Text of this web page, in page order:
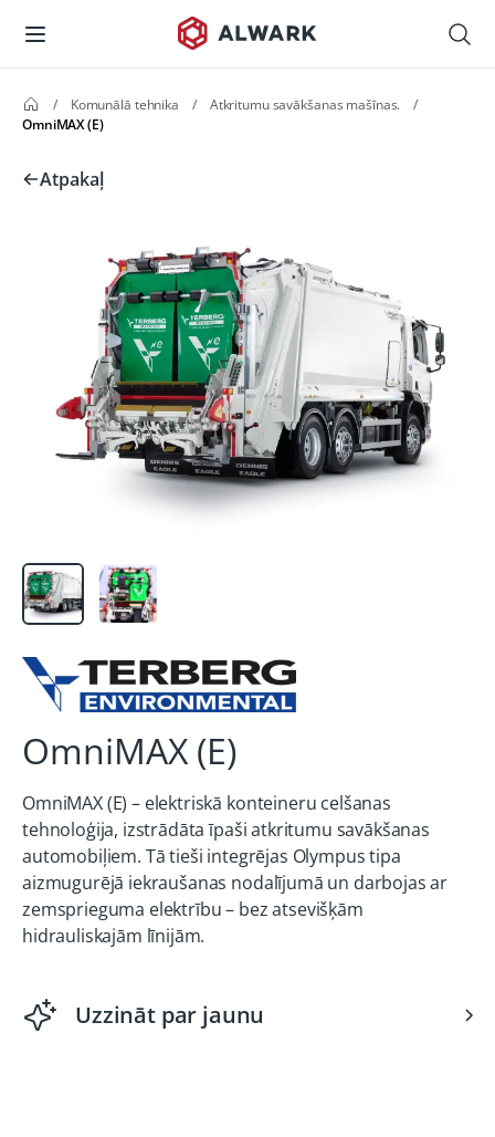
/ Komunālā tehnika / Atkritumu savākšanas mašīnas.
/
OmniMAX (E)
Atpakaļ
OmniMAX (E)
OmniMAX (E) – elektriskā konteineru celšanas
tehnoloģija, izstrādāta īpaši atkritumu savākšanas
automobiļiem. Tā tieši integrējas Olympus tipa
aizmugurējā iekraušanas nodalījumā un darbojas ar
zemsprieguma elektrību – bez atsevišķām
hidrauliskajām līnijām.
Uzzināt par jaunu